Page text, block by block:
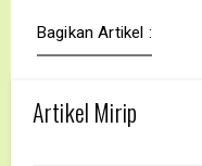
Bagikan Artikel :
Artikel Mirip